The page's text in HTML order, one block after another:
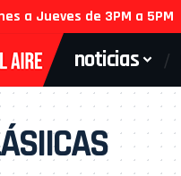
a Jueves de 3PM a 5PM
noticias